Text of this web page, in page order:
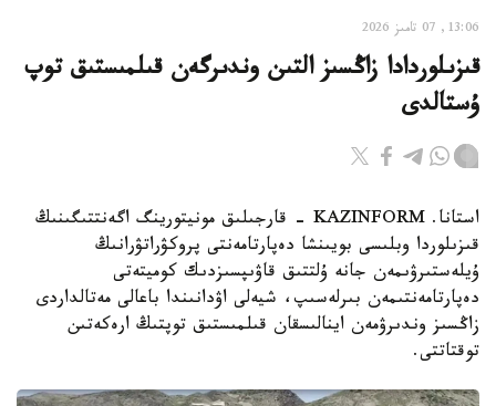
13:06, 07 تامىز 2026
قىزىلوردادا زاڭسىز التىن وندىرگەن قىلمىستىق توپ
ۇستالدى
استانا. KAZINFORM - قارجىلىق مونيتورينگ اگەنتتىگىنىڭ
قىزىلوردا وبلىسى بويىنشا دەپارتامەنتى پروكۋراتۋرانىڭ
ۇيلەستىرۋىمەن جانە ۇلتتىق قاۋىپسىزدىك كوميتەتى
دەپارتامەنتىمەن بىرلەسىپ، شيەلى اۋدانىندا باعالى مەتالداردى
زاڭسىز وندىرۋمەن اينالىسقان قىلمىستىق توپتىڭ ارەكەتىن
توقتاتتى.